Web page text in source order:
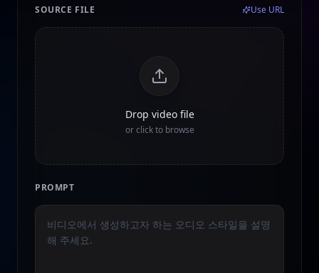
SOURCE FILE Use URL
Drop video file
or click to browse
PROMPT